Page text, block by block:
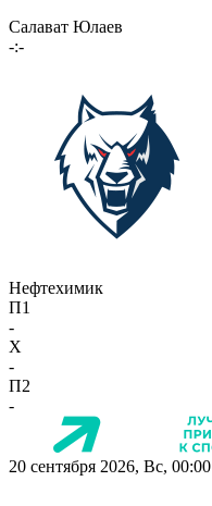
Салават Юлаев
-:-
Нефтехимик
П1
-
X
-
П2
-
20 сентября 2026, Вс, 00:00